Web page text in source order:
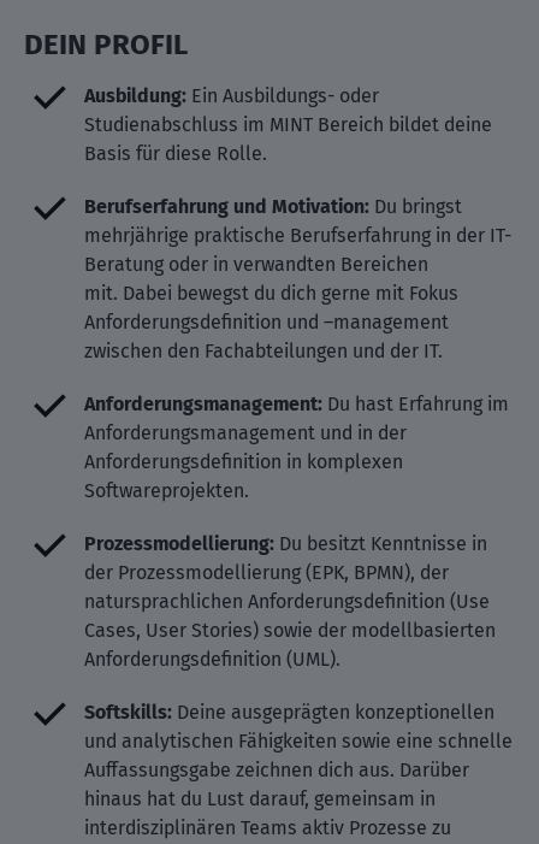
DEIN PROFIL
Ausbildung: Ein Ausbildungs- oder
Studienabschluss im MINT Bereich bildet deine
Basis für diese Rolle.
Berufserfahrung und Motivation: Du bringst
mehrjährige praktische Berufserfahrung in der IT-
Beratung oder in verwandten Bereichen
mit. Dabei bewegst du dich gerne mit Fokus
Anforderungsdefinition und –management
zwischen den Fachabteilungen und der IT.
Anforderungsmanagement: Du hast Erfahrung im
Anforderungsmanagement und in der
Anforderungsdefinition in komplexen
Softwareprojekten.
Prozessmodellierung: Du besitzt Kenntnisse in
der Prozessmodellierung (EPK, BPMN), der
natursprachlichen Anforderungsdefinition (Use
Cases, User Stories) sowie der modellbasierten
Anforderungsdefinition (UML).
Softskills: Deine ausgeprägten konzeptionellen
und analytischen Fähigkeiten sowie eine schnelle
Auffassungsgabe zeichnen dich aus. Darüber
hinaus hat du Lust darauf, gemeinsam in
interdisziplinären Teams aktiv Prozesse zu